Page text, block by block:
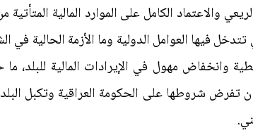
والاعتماد الكامل على الموارد المالية
فيها العوامل الدولية وما الأزمة الحالية
وانخفاض مهول في الإيرادات المالية للبلد،
تفرض شروطها على الحكومة العراقية وتكبل